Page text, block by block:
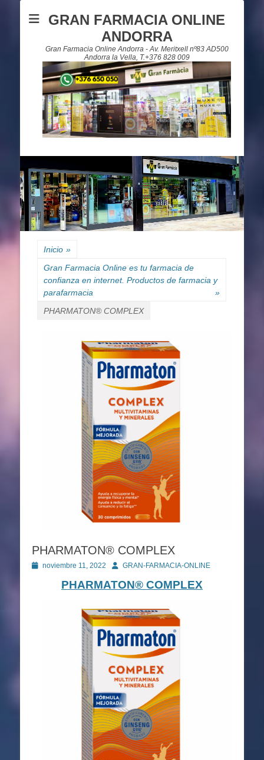
GRAN FARMACIA ONLINE
ANDORRA
Gran Farmacia Online Andorra - Av. Meritxell nº83 AD500
Andorra la Vella, T.+376 828 009
Inicio »
Gran Farmacia Online es tu farmacia de
confianza en internet. Productos de farmacia y
parafarmacia
»
PHARMATON® COMPLEX
PHARMATON® COMPLEX
Publicado
noviembre 11, 2022 AutorGRAN-FARMACIA-ONLINE
PHARMATON® COMPLEX